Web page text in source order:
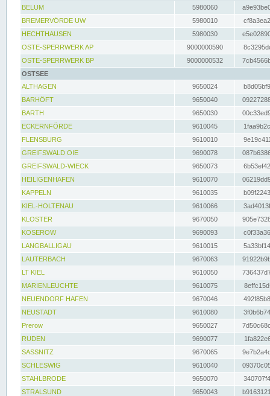
BELUM
5980060
BREMERVÖRDE UW
5980010
HECHTHAUSEN
5980030
OSTE-SPERRWERK AP
9000000590
OSTE-SPERRWERK BP
9000000532
OSTSEE
ALTHAGEN
9650024
BARHÖFT
9650040
BARTH
9650030
ECKERNFÖRDE
9610045
FLENSBURG
9610010
GREIFSWALD OIE
9690078
GREIFSWALD-WIECK
9650073
HEILIGENHAFEN
9610070
KAPPELN
9610035
KIEL-HOLTENAU
9610066
KLOSTER
9670050
KOSEROW
9690093
LANGBALLIGAU
9610015
LAUTERBACH
9670063
LT KIEL
9610050
MARIENLEUCHTE
9610075
NEUENDORF HAFEN
9670046
NEUSTADT
9610080
Prerow
9650027
RUDEN
9690077
SASSNITZ
9670065
SCHLESWIG
9610040
STAHLBRODE
9650070
STRALSUND
9650043